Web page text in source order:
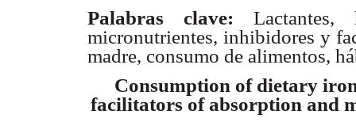
Palabras clave:
micronutrientes, inhibidores y
madre, consumo de alimentos,
Consumption of dietary
facilitators of absorption and